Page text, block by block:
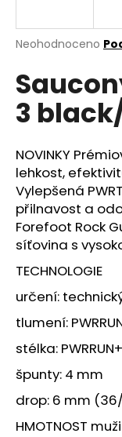
Průměrné
produktu
je
0,0
z
hvězdiček.
Neohodnoceno
3
NOVINKY
lehkost,
Vylepšená
přilnavost a
Forefoot Rock
síťovina s
TECHNOLOGIE
určení:
tlumení:
stélka: PWRRUN+
špunty: 4 mm
drop: 6 mm
HMOTNOST
j
t
?
D
o
o
r
č
u
e
m